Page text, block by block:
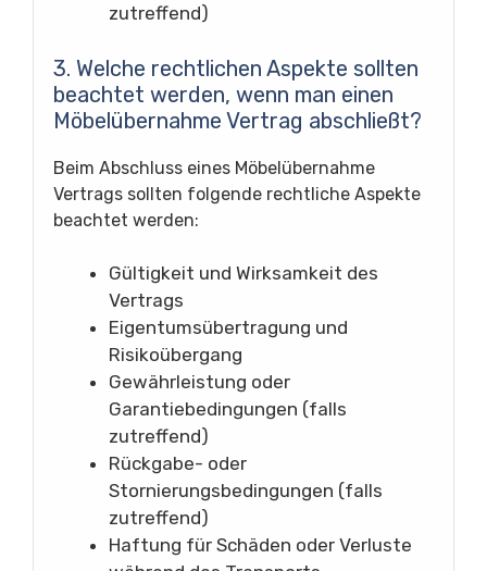
zutreffend)
3. Welche rechtlichen Aspekte sollten
beachtet werden, wenn man einen
Möbelübernahme Vertrag abschließt?
Beim Abschluss eines Möbelübernahme
Vertrags sollten folgende rechtliche Aspekte
beachtet werden:
Gültigkeit und Wirksamkeit des
Vertrags
Eigentumsübertragung und
Risikoübergang
Gewährleistung oder
Garantiebedingungen (falls
zutreffend)
Rückgabe- oder
Stornierungsbedingungen (falls
zutreffend)
Haftung für Schäden oder Verluste